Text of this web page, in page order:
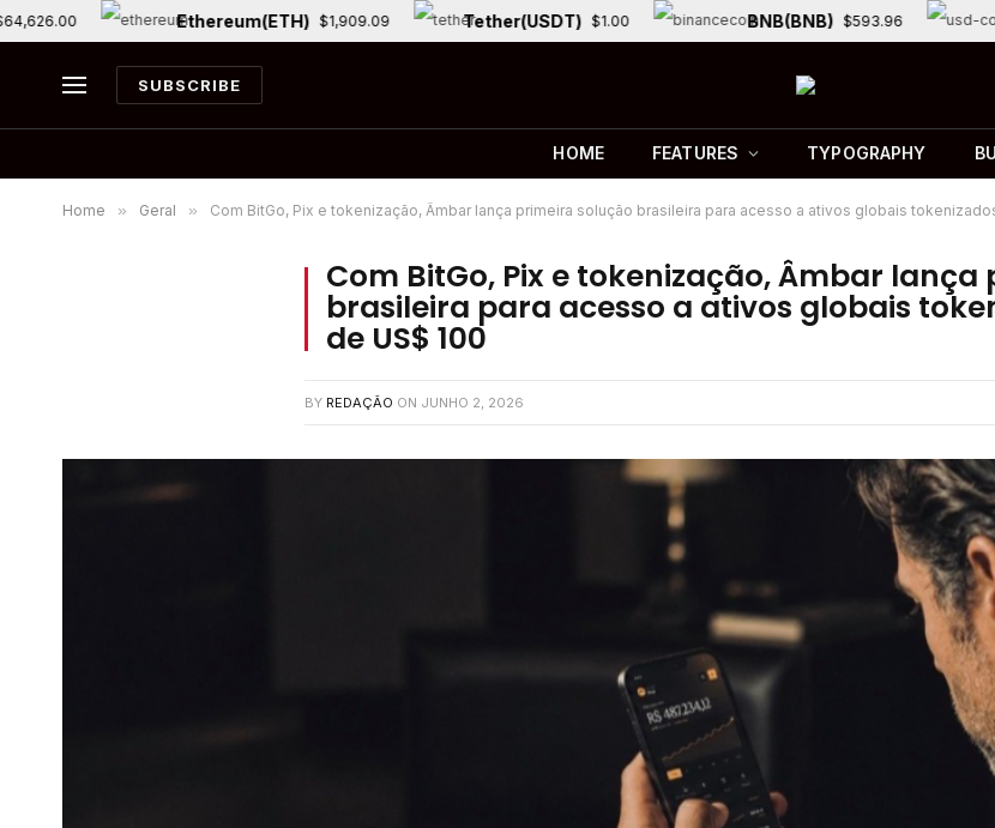
Ethereum(ETH) $1,909.09 Tether(USDT) $1.00 BNB(BNB) $593.96
SUBSCRIBE
HOME FEATURES TYPOGRAPHY
Home » Geral » Com BitGo, Pix e tokenização, Âmbar lança primeira solução brasileira para acesso a ativos globais
Com BitGo, Pix e tokenização, Âmbar
brasileira para acesso a ativos globais
de US$ 100
BY REDAÇÃO ON JUNHO 2, 2026